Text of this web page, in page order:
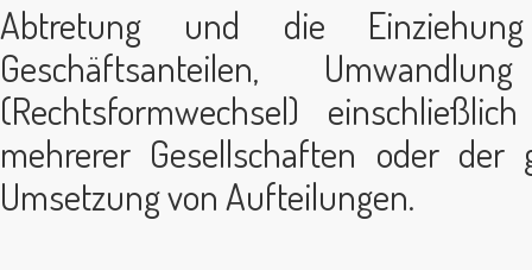
Abtretung und die
Geschäftsanteilen,
(Rechtsformwechsel)
mehrerer Gesellschaften oder der
Umsetzung von Aufteilungen.